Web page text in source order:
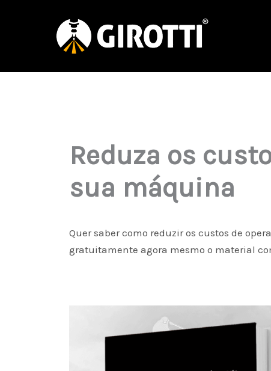
Reduza os
sua máquina
Quer saber como reduzir os custos de
gratuitamente agora mesmo o material